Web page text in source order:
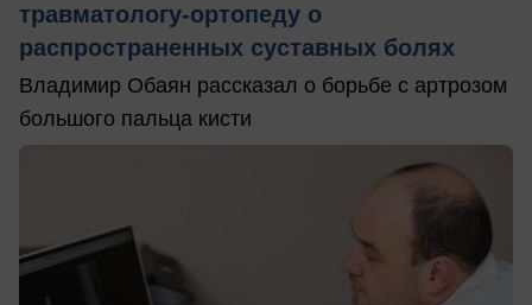
травматологу-ортопеду о
распространенных суставных болях
Владимир Обаян рассказал о борьбе с артрозом
большого пальца кисти